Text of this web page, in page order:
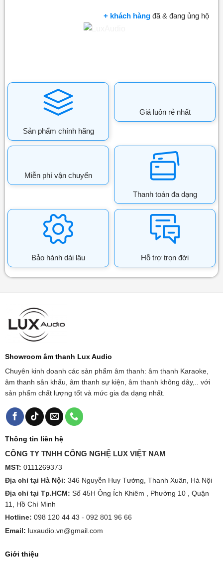
+ khách hàng đã & đang ủng hộ
Sản phẩm chính hãng
Giá luôn rẻ nhất
Miễn phí vận chuyển
Thanh toán đa dạng
Bảo hành dài lâu Hỗ trợ trọn đời
Showroom âm thanh Lux Audio
Chuyên kinh doanh các sản phẩm âm thanh: âm thanh Karaoke,
âm thanh sân khấu, âm thanh sự kiện, âm thanh không dây,.. với
sản phẩm chất lượng tốt và mức gia đa dạng nhất.
Thông tin liên hệ
CÔNG TY TNHH CÔNG NGHỆ LUX VIỆT NAM
MST: 0111269373
Địa chỉ tại Hà Nội: 346 Nguyễn Huy Tưởng, Thanh Xuân, Hà Nội
Địa chỉ tại Tp.HCM: Số 45H Ông Ích Khiêm , Phường 10 , Quận
11, Hồ Chí Minh
Hotline: 098 120 44 43 - 092 801 96 66
Email: luxaudio.vn@gmail.com
Giới thiệu